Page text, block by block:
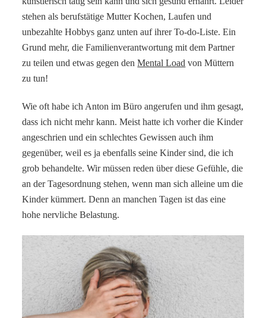
stehen als berufstätige Mutter Kochen, Laufen und
unbezahlte Hobbys ganz unten auf ihrer To-do-Liste. Ein
Grund mehr, die Familienverantwortung mit dem Partner
zu teilen und etwas gegen denMental Load von Müttern
zu tun!
Wie oft habe ich Anton im Büro angerufen und ihm gesagt,
dass ich nicht mehr kann. Meist hatte ich vorher die Kinder
angeschrien und ein schlechtes Gewissen auch ihm
gegenüber, weil es ja ebenfalls seine Kinder sind, die ich
grob behandelte. Wir müssen reden über diese Gefühle, die
an der Tagesordnung stehen, wenn man sich alleine um die
Kinder kümmert. Denn an manchen Tagen ist das eine
hohe nervliche Belastung.